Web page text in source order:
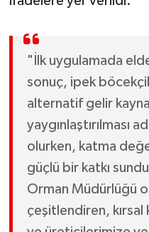
"İlk uygulamada
sonuç, ipek
alternatif gelir
yaygınlaştırılması
olurken, katma
güçlü bir katkı
Orman Müdürlüğü
çeşitlendiren, kırsal